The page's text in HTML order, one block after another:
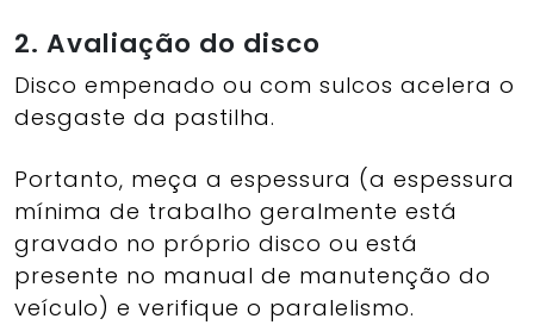
2. Avaliação do disco
Disco empenado ou com sulcos acelera o
desgaste da pastilha.
Portanto, meça a espessura (a espessura
mínima de trabalho geralmente está
gravado no próprio disco ou está
presente no manual de manutenção do
veículo) e verifique o paralelismo.